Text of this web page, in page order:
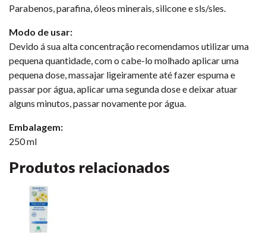
Parabenos, parafina, óleos minerais, silicone e sls/sles.
Modo de usar:
Devido á sua alta concentração recomendamos utilizar uma
pequena quantidade, com o cabe-lo molhado aplicar uma
pequena dose, massajar ligeiramente até fazer espuma e
passar por água, aplicar uma segunda dose e deixar atuar
alguns minutos, passar novamente por água.
Embalagem:
250 ml
Produtos relacionados